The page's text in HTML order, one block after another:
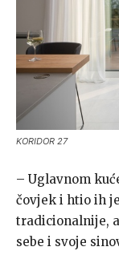
KORIDOR 27
– Uglavnom
čovjek i htio ih
tradicionalnije,
sebe i svoje